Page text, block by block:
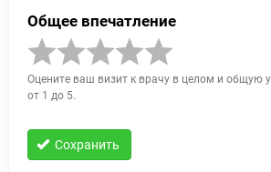
Общее впечатление
Оцените ваш визит к врачу в целом и общую
от 1 до 5.
Сохранить